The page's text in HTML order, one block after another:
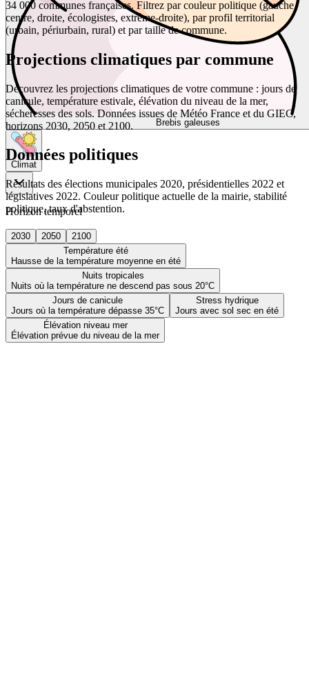
Brebis galeuses
Climat
Horizon temporel
2030 2050
2100
Température été
Hausse de la température moyenne en été
Nuits tropicales
Nuits où la température ne descend pas sous 20°C
Jours de canicule
Jours où la température dépasse 35°C
Stress hydrique
Jours avec sol sec en été
Élévation niveau mer
Élévation prévue du niveau de la mer
34 000 communes françaises. Filtrez par couleur politique (gauche,
centre, droite, écologistes, extrême-droite), par profil territorial
(urbain, périurbain, rural) et par taille de commune.
Projections climatiques par commune
Découvrez les projections climatiques de votre commune : jours de
canicule, température estivale, élévation du niveau de la mer,
sécheresses des sols. Données issues de Météo France et du GIEC,
horizons 2030, 2050 et 2100.
Données politiques
Résultats des élections municipales 2020, présidentielles 2022 et
législatives 2022. Couleur politique actuelle de la mairie, stabilité
politique, taux d'abstention.